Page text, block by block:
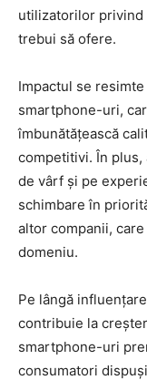
utilizatorilor privind
trebui să ofere.
Impactul se
smartphone-uri,
îmbunătățească
competitivi. În
de vârf și pe
schimbare în
altor companii,
domeniu.
Pe lângă
contribuie la
smartphone-uri
consumatori